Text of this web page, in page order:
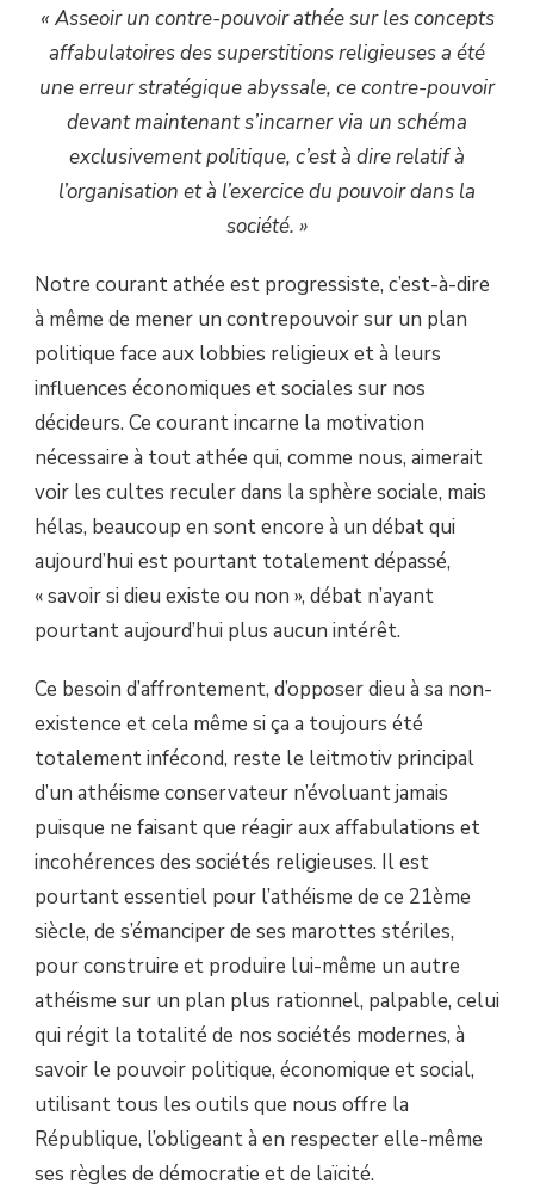
DE
PÉDAGOGIE.
« Asseoir un contre-pouvoir athée sur les concepts
affabulatoires des superstitions religieuses a été
une erreur stratégique abyssale, ce contre-pouvoir
devant maintenant s’incarner via un schéma
exclusivement politique, c’est à dire relatif à
l’organisation et à l’exercice du pouvoir dans la
société. »
Notre courant athée est progressiste, c’est-à-dire
à même de mener un contrepouvoir sur un plan
politique face aux lobbies religieux et à leurs
influences économiques et sociales sur nos
décideurs. Ce courant incarne la motivation
nécessaire à tout athée qui, comme nous, aimerait
voir les cultes reculer dans la sphère sociale, mais
hélas, beaucoup en sont encore à un débat qui
aujourd’hui est pourtant totalement dépassé,
« savoir si dieu existe ou non », débat n’ayant
pourtant aujourd’hui plus aucun intérêt.
Ce besoin d’affrontement, d’opposer dieu à sa non-
existence et cela même si ça a toujours été
totalement infécond, reste le leitmotiv principal
d’un athéisme conservateur n’évoluant jamais
puisque ne faisant que réagir aux affabulations et
incohérences des sociétés religieuses. Il est
pourtant essentiel pour l’athéisme de ce 21ème
siècle, de s’émanciper de ses marottes stériles,
pour construire et produire lui-même un autre
athéisme sur un plan plus rationnel, palpable, celui
qui régit la totalité de nos sociétés modernes, à
savoir le pouvoir politique, économique et social,
utilisant tous les outils que nous offre la
République, l’obligeant à en respecter elle-même
ses règles de démocratie et de laïcité.